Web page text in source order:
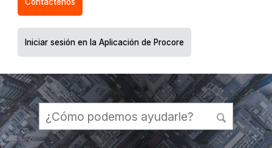
Iniciar sesión en la Aplicación de Procore